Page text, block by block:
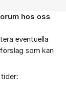
hos oss
eventuella
som kan